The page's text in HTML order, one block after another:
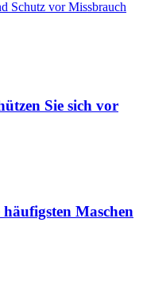
Schutz vor Missbrauch
Sie sich vor
Maschen